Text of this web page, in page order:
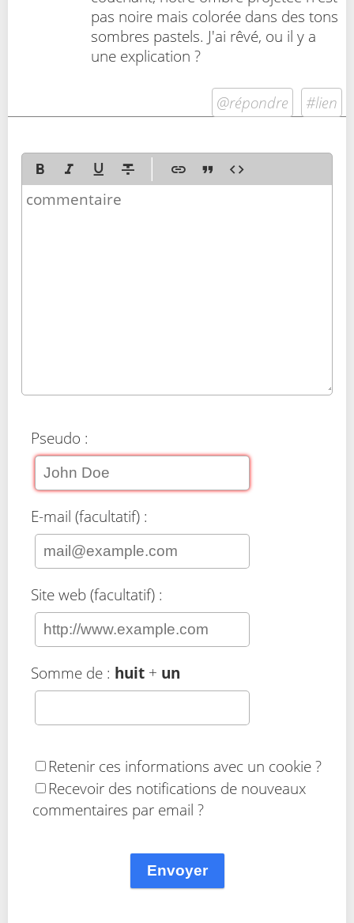
pas noire mais colorée dans des tons
sombres pastels. J'ai rêvé, ou il y a
une explication ?
@répondre #lien
Pseudo :
E-mail (facultatif) :
Site web (facultatif) :
Somme de : huit + un
Retenir ces informations avec un cookie ?
Recevoir des notifications de nouveaux
commentaires par email ?
Envoyer